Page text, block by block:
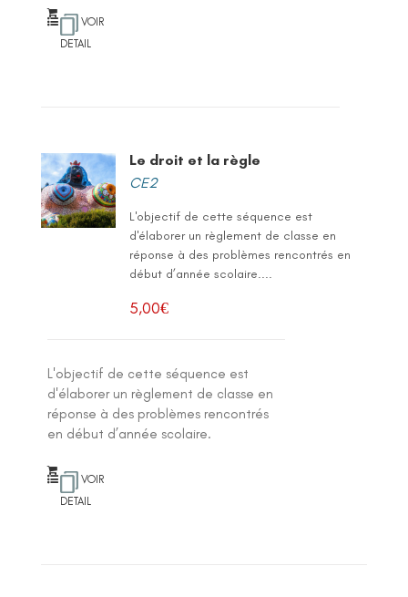
VOIR
DETAIL
Le droit et la règle
CE2
L'objectif de cette séquence est
d'élaborer un règlement de classe en
réponse à des problèmes rencontrés en
début d’année scolaire....
5,00€
L'objectif de cette séquence est
d'élaborer un règlement de classe en
réponse à des problèmes rencontrés
en début d’année scolaire.
VOIR
DETAIL